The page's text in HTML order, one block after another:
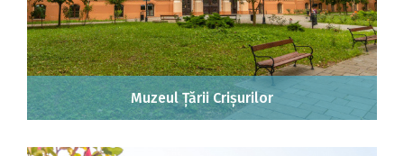
Muzeul Țării Crișurilor